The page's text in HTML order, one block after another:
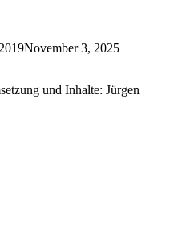
November 3, 2025
und Inhalte: Jürgen